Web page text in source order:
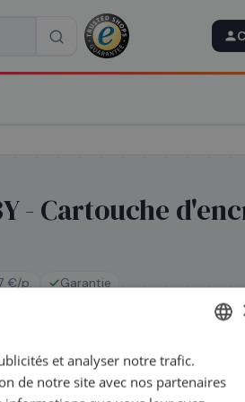
- Cartouche
€/p. Garantie
avant 14h
€ ENGLISH
et analyser notre trafic.
de notre site avec nos partenaires